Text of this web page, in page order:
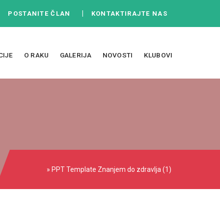
POSTANITE ČLAN KONTAKTIRAJTE NAS
O RAKU GALERIJA NOVOSTI KLUBOVI
» PPT Template Znanjem do zdravlja (1)